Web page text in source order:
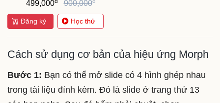
499,000 900,000
Đăng ký Học thử
Cách sử dụng cơ bản của hiệu ứng Morph
Bước 1: Bạn có thể mở slide có 4 hình ghép nhau
trong tài liệu đính kèm. Đó là slide ở trang thứ 13